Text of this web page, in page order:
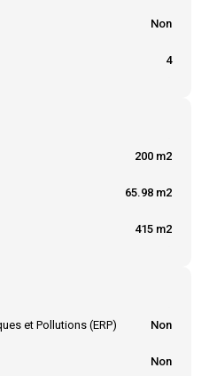
Non
4
200 m2
65.98 m2
415 m2
et Pollutions (ERP) Non
Non